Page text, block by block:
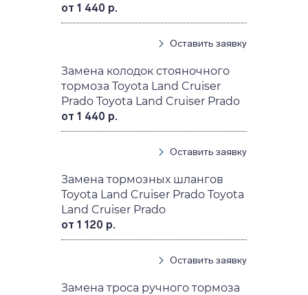
от 1 440 р.
Оставить заявку
Замена колодок стояночного
тормоза Toyota Land Cruiser
Prado Toyota Land Cruiser Prado
от 1 440 р.
Оставить заявку
Замена тормозных шлангов
Toyota Land Cruiser Prado Toyota
Land Cruiser Prado
от 1 120 р.
Оставить заявку
Замена троса ручного тормоза